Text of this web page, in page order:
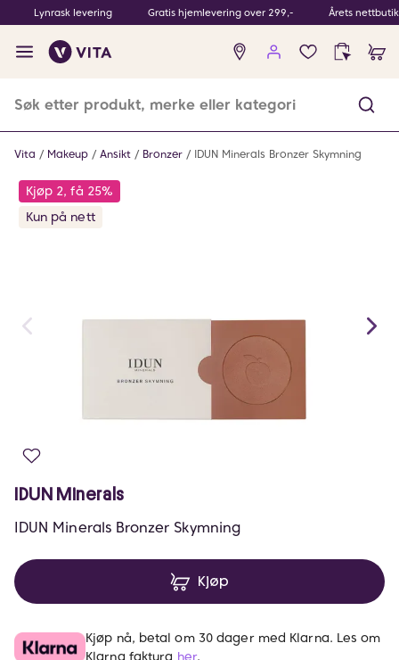
Lynrask levering Gratis hjemlevering over 299,- Årets
Ingen
produkter
Vita Makeup Ansikt Bronzer IDUN Minerals Bronzer Skymning
Kjøp 2, få 25%
Kun på nett
IDUN Minerals
IDUN Minerals Bronzer Skymning
Kjøp
Kjøp nå, betal om 30 dager med Klarna. Les om
Klarna faktura her.